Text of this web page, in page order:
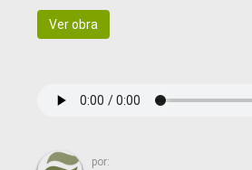
Ver obra
por: